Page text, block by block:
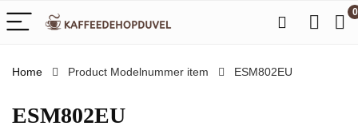
0
Home Product Modelnummer item ‎ESM802EU
‎ESM802EU